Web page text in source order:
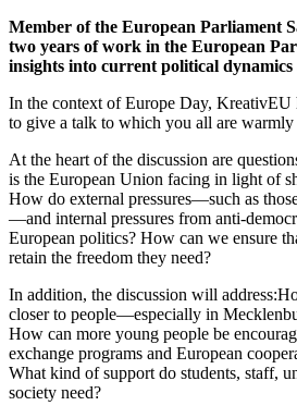
Member of the European Parliament
two years of work in the European
insights into current political dynamics
In the context of Europe Day, KreativEU
to give a talk to which you all are
At the heart of the discussion are
is the European Union facing in light of
How do external pressures—such as
—and internal pressures from anti-
European politics? How can we ensure
retain the freedom they need?
In addition, the discussion will
closer to people—especially in
How can more young people be
exchange programs and European
What kind of support do students, staff,
society need?